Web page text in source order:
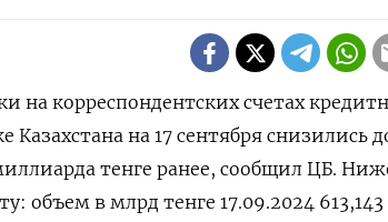
на корреспондентских счетах
на 17 сентября снизились
тенге ранее, сообщил ЦБ.
объем в млрд тенге 17.09.2024 613,143